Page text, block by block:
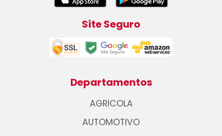
Site Seguro
Departamentos
AGRICOLA
AUTOMOTIVO